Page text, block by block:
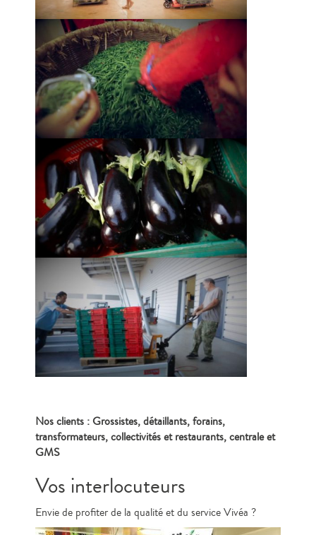
Nos clients : Grossistes, détaillants, forains,
transformateurs, collectivités et restaurants, centrale et
GMS
Vos interlocuteurs
Envie de profiter de la qualité et du service Vivéa ?